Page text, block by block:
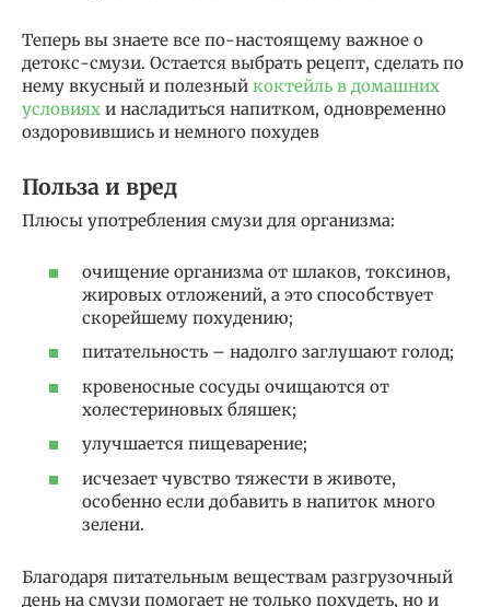
Теперь вы знаете все по-настоящему важное о
детокс-смузи. Остается выбрать рецепт, сделать по
нему вкусный и полезный коктейль в домашних
условиях и насладиться напитком, одновременно
оздоровившись и немного похудев
Польза и вред
Плюсы употребления смузи для организма:
очищение организма от шлаков, токсинов,
жировых отложений, а это способствует
скорейшему похудению;
питательность – надолго заглушают голод;
кровеносные сосуды очищаются от
холестериновых бляшек;
улучшается пищеварение;
исчезает чувство тяжести в животе,
особенно если добавить в напиток много
зелени.
Благодаря питательным веществам разгрузочный
день на смузи помогает не только похудеть, но и